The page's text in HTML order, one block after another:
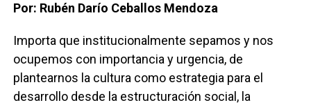
Por: Rubén Darío Ceballos Mendoza
Importa que institucionalmente sepamos y nos
ocupemos con importancia y urgencia, de
plantearnos la cultura como estrategia para el
desarrollo desde la estructuración social, la